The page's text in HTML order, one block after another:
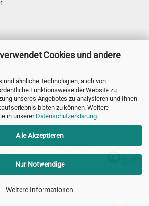
Cookies und andere
und ähnliche Technologien, auch von
Funktionsweise der Website zu
unseres Angebotes zu analysieren und Ihnen
bieten zu können. Weitere
in unserer Datenschutzerklärung.
Alle Akzeptieren
Nur Notwendige
Weitere Informationen
erstellenmit Gambio.de © 2026
für www.mt-naturprodukte.at
▼